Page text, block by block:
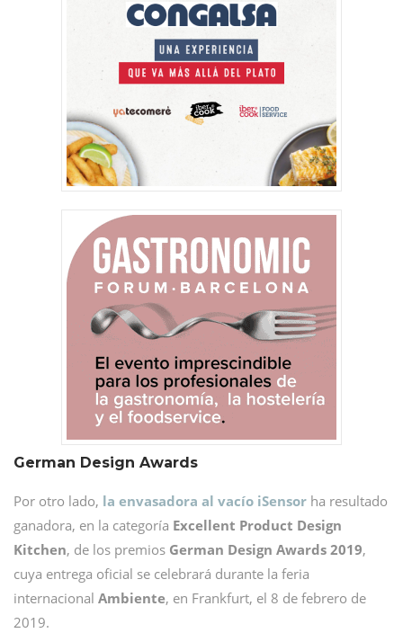
German Design Awards
Por otro lado, la envasadora al vacío iSensor ha resultado
ganadora, en la categoría Excellent Product Design
Kitchen, de los premios German Design Awards 2019,
cuya entrega oficial se celebrará durante la feria
internacional Ambiente, en Frankfurt, el 8 de febrero de
2019.